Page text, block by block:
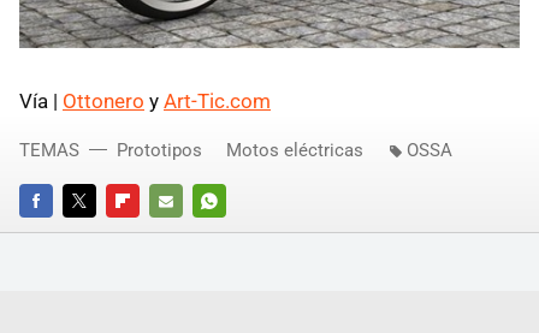
Vía | Ottonero y Art-Tic.com
FACEBOOKTWITTERFLIPBOARD
E-
WHATSAPP
TEMAS Prototipos Motos eléctricas OSSA